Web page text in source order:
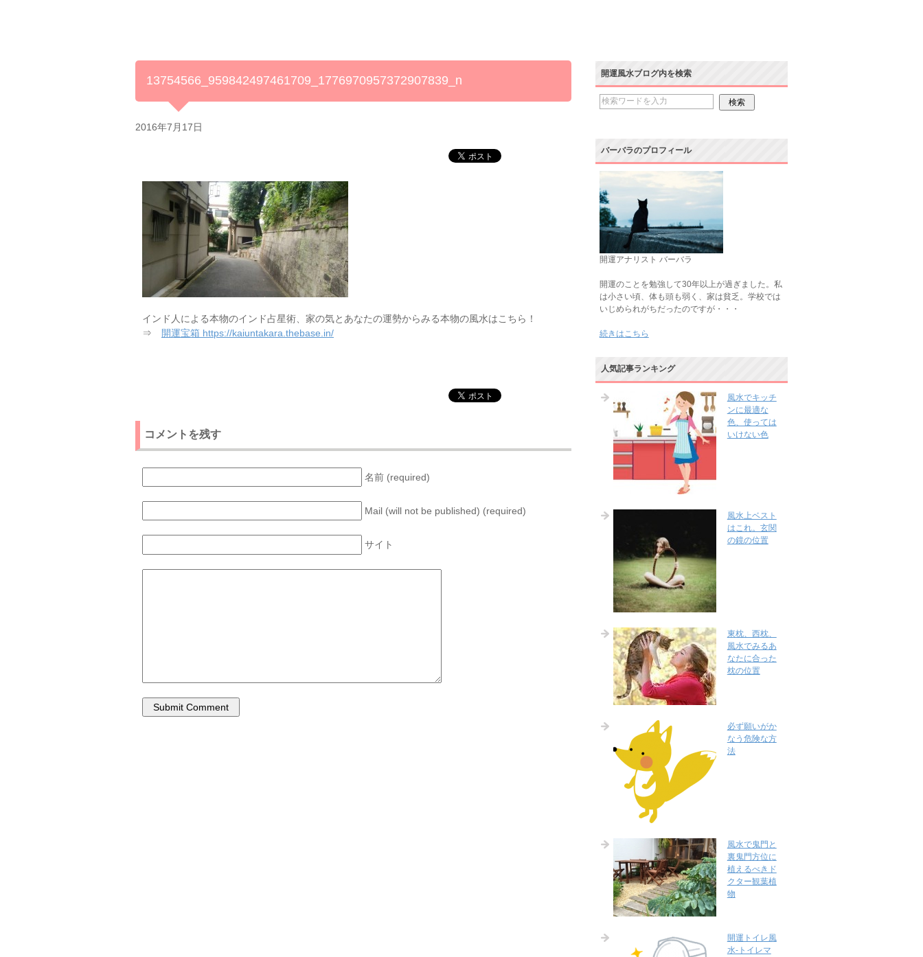
13754566_959842497461709_1776970957372907839_n
2016年7月17日
インド人による本物のインド占星術、家の気とあなたの運勢からみる本物の風水はこちら！
⇒ 開運宝箱 https://kaiuntakara.thebase.in/
コメントを残す
名前 (required)
Mail (will not be published) (required)
サイト
開運風水ブログ内を検索
バーバラのプロフィール
開運アナリスト バーバラ
開運のことを勉強して30年以上が過ぎました。私
は小さい頃、体も頭も弱く、家は貧乏。学校では
いじめられがちだったのですが・・・
続きはこちら
人気記事ランキング
風水でキッチ
ンに最適な
色、使っては
いけない色
風水上ベスト
はこれ。玄関
の鏡の位置
東枕、西枕、
風水でみるあ
なたに合った
枕の位置
必ず願いがか
なう危険な方
法
風水で鬼門と
裏鬼門方位に
植えるべきド
クター観葉植
物
開運トイレ風
水-トイレマ